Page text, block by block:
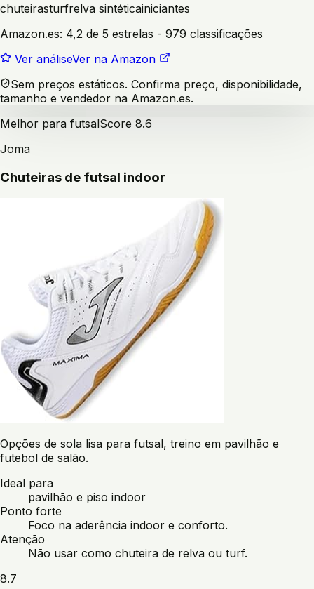
chuteirasturfrelva sintéticainiciantes
Amazon.es: 4,2 de 5 estrelas - 979 classificações
Ver análiseVer na Amazon
Sem preços estáticos. Confirma preço, disponibilidade,
tamanho e vendedor na Amazon.es.
Melhor para futsalScore 8.6
Joma
Chuteiras de futsal indoor
Opções de sola lisa para futsal, treino em pavilhão e
futebol de salão.
Ideal para
pavilhão e piso indoor
Ponto forte
Foco na aderência indoor e conforto.
Atenção
Não usar como chuteira de relva ou turf.
8.7